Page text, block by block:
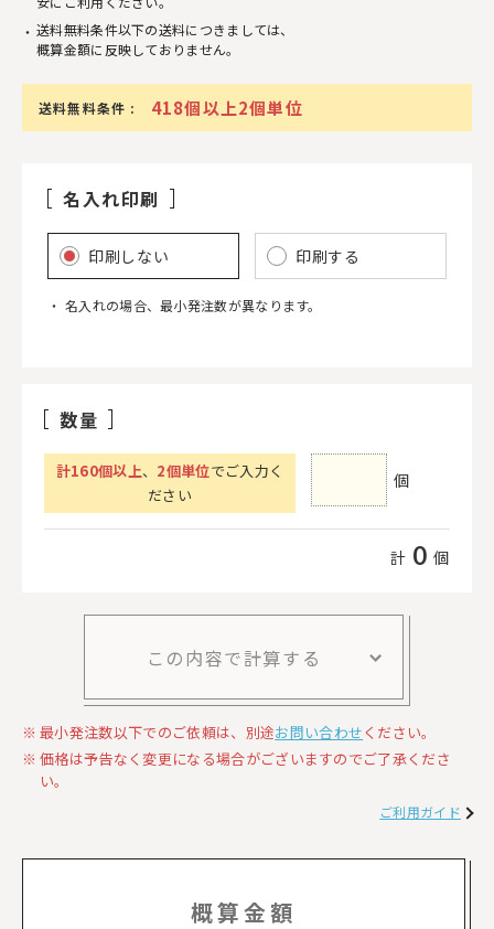
送料無料条件以下の送料につきましては、
概算金額に反映しておりません。
送料無料条件 : 418個以上2個単位
名入れ印刷
印刷しない 印刷する
名入れの場合、最小発注数が異なります。
数量
計160個以上、 2個単位でご入力く
ださい
個
計 0 個
この内容で計算する
最小発注数以下でのご依頼は、別途お問い合わせください。
価格は予告なく変更になる場合がございますのでご了承くださ
い。
ご利用ガイド
概算金額